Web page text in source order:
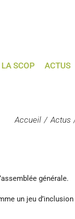
LA SCOP ACTUS
Accueil Actus
générale.
un jeu